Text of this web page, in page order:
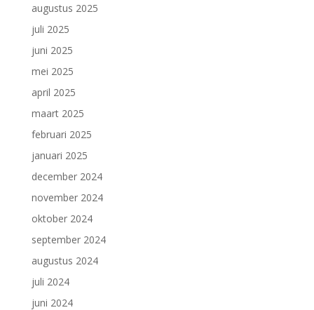
augustus 2025
juli 2025
juni 2025
mei 2025
april 2025
maart 2025
februari 2025
januari 2025
december 2024
november 2024
oktober 2024
september 2024
augustus 2024
juli 2024
juni 2024